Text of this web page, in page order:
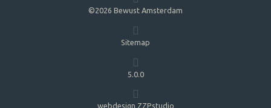
©2026 Bewust Amsterdam
Sitemap
5.0.0
webdesign ZZPstudio